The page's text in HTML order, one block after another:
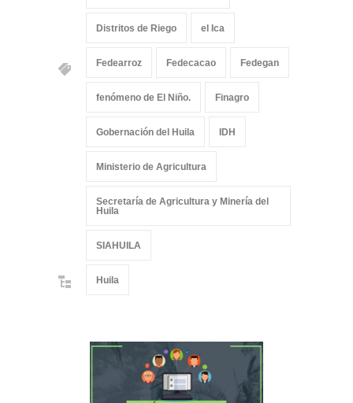
Distritos de Riego el Ica
Fedearroz Fedecacao Fedegan
fenómeno de El Niño. Finagro
Gobernación del Huila IDH
Ministerio de Agricultura
Secretaría de Agricultura y Minería del
Huila
SIAHUILA
Huila